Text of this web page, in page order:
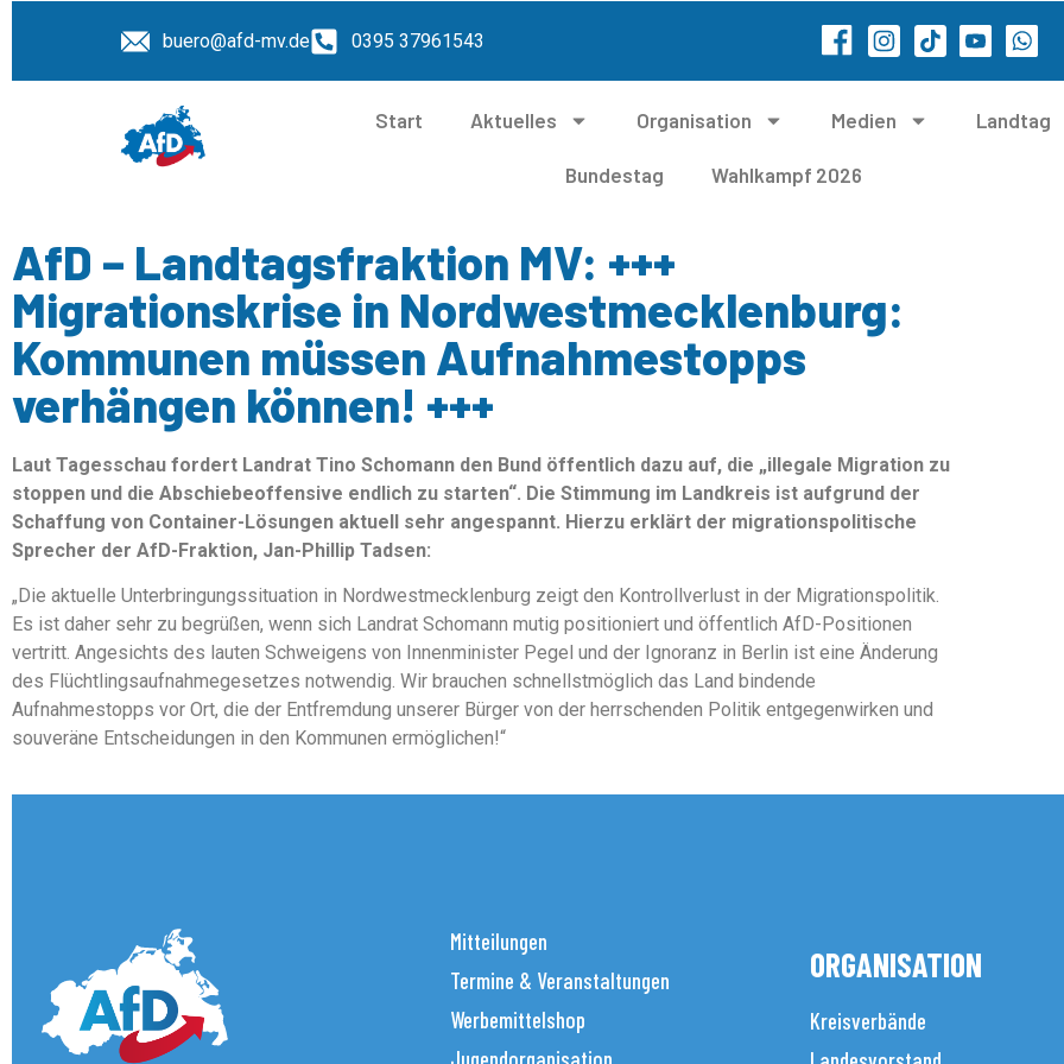
buero@afd-mv.de 0395 37961543
Start Aktuelles Organisation Medien Landtag
Bundestag Wahlkampf 2026
AfD – Landtagsfraktion MV: +++
Migrationskrise in Nordwestmecklenburg:
Kommunen müssen Aufnahmestopps
verhängen können! +++
Laut Tagesschau fordert Landrat Tino Schomann den Bund öffentlich dazu auf, die „illegale Migration zu
stoppen und die Abschiebeoffensive endlich zu starten“. Die Stimmung im Landkreis ist aufgrund der
Schaffung von Container-Lösungen aktuell sehr angespannt. Hierzu erklärt der migrationspolitische
Sprecher der AfD-Fraktion, Jan-Phillip Tadsen:
„Die aktuelle Unterbringungssituation in Nordwestmecklenburg zeigt den Kontrollverlust in der Migrationspolitik.
Es ist daher sehr zu begrüßen, wenn sich Landrat Schomann mutig positioniert und öffentlich AfD-Positionen
vertritt. Angesichts des lauten Schweigens von Innenminister Pegel und der Ignoranz in Berlin ist eine Änderung
des Flüchtlingsaufnahmegesetzes notwendig. Wir brauchen schnellstmöglich das Land bindende
Aufnahmestopps vor Ort, die der Entfremdung unserer Bürger von der herrschenden Politik entgegenwirken und
souveräne Entscheidungen in den Kommunen ermöglichen!“
Mitteilungen
Termine & Veranstaltungen
Werbemittelshop
ORGANISATION
Kreisverbände